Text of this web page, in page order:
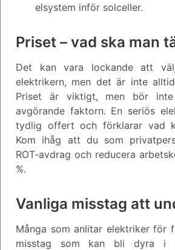
elsystem inför solceller.
Priset – vad ska man
Det kan vara lockande att
elektrikern, men det är inte
Priset är viktigt, men bör
avgörande faktorn. En seriös
tydlig offert och förklarar vad
Kom ihåg att du som
ROT-avdrag och reducera
%.
Vanliga misstag att
Många som anlitar elektriker för
misstag som kan bli dyra i